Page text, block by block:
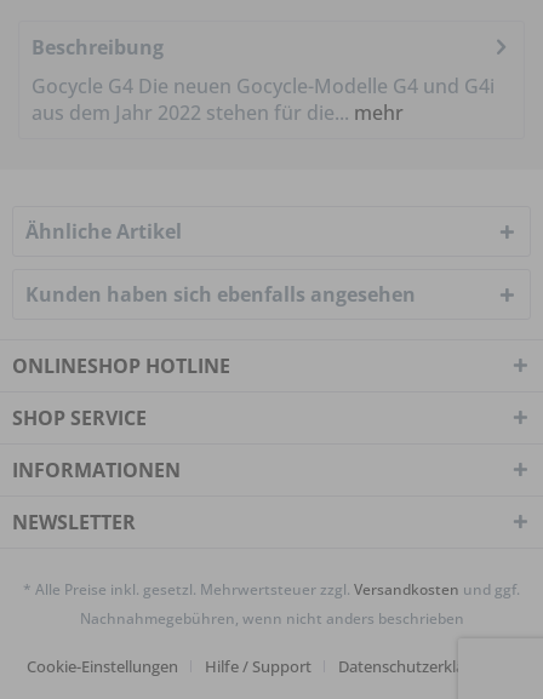
Beschreibung
Gocycle G4 Die neuen Gocycle-Modelle G4 und G4i
aus dem Jahr 2022 stehen für die... mehr
Ähnliche Artikel
Kunden haben sich ebenfalls angesehen
ONLINESHOP HOTLINE
SHOP SERVICE
INFORMATIONEN
NEWSLETTER
* Alle Preise inkl. gesetzl. Mehrwertsteuer zzgl. Versandkosten und ggf.
Nachnahmegebühren, wenn nicht anders beschrieben
Cookie-Einstellungen Hilfe / Support
Datenschutzerklärung